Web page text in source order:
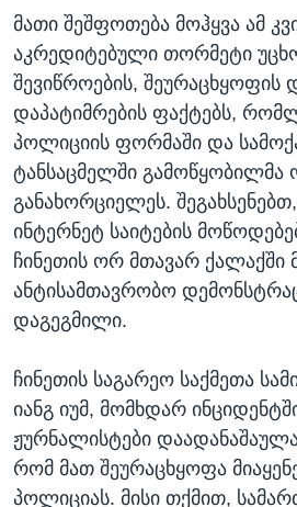
მათი შეშფოთება მოჰყვა ამ
აკრედიტებული თორმეტი
შევიწროების, შეურაცხყოფის
დაპატიმრების ფაქტებს,
პოლიციის ფორმაში და
ტანსაცმელში გამოწყობილმა
განახორციელეს.
ინტერნეტ საიტების
ჩინეთის ორ მთავარ ქალაქში
ანტისამთავრობო
დაგეგმილი.
ჩინეთის საგარეო საქმეთა
იანგ იუმ, მომხდარ
ჟურნალისტები
რომ მათ შეურაცხყოფა
პოლიციას. მისი თქმით,